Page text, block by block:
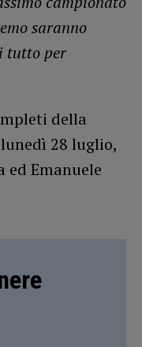
saranno
tutto per
della
28 luglio,
Emanuele